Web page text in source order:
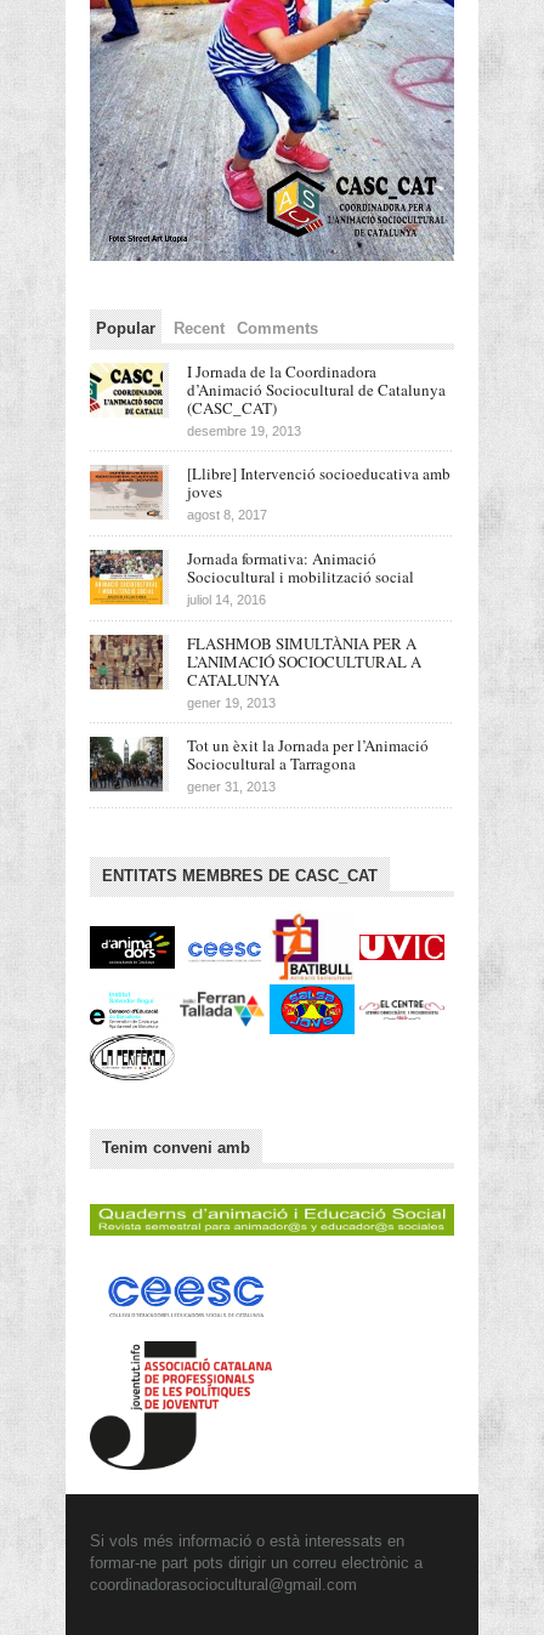
Popular Recent Comments
I Jornada de la Coordinadora
d’Animació Sociocultural de Catalunya
(CASC_CAT)
desembre 19, 2013
[Llibre] Intervenció socioeducativa amb
joves
agost 8, 2017
Jornada formativa: Animació
Sociocultural i mobilització social
juliol 14, 2016
FLASHMOB SIMULTÀNIA PER A
L’ANIMACIÓ SOCIOCULTURAL A
CATALUNYA
gener 19, 2013
Tot un èxit la Jornada per l’Animació
Sociocultural a Tarragona
gener 31, 2013
ENTITATS MEMBRES DE CASC_CAT
Tenim conveni amb
Si vols més informació o està interessats en
formar-ne part pots dirigir un correu electrònic a
coordinadorasociocultural@gmail.com